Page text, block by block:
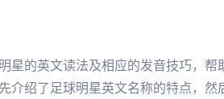
星的英文读法及相应的发音技巧，
介绍了足球明星英文名称的特点，